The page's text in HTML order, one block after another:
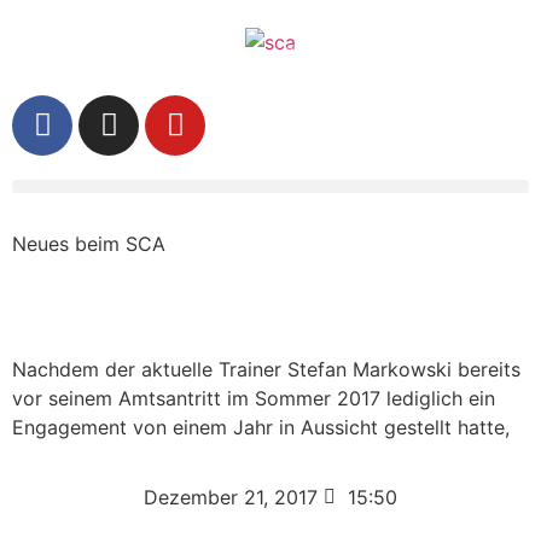
Neues beim SCA
Nachdem der aktuelle Trainer Stefan Markowski bereits
vor seinem Amtsantritt im Sommer 2017 lediglich ein
Engagement von einem Jahr in Aussicht gestellt hatte,
Dezember 21, 2017 15:50